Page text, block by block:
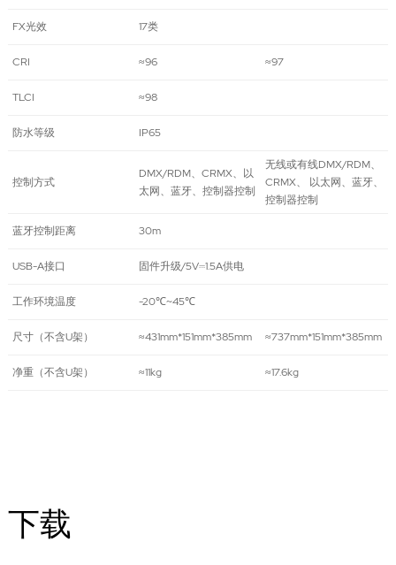
FX光效 17类
CRI ≈96 ≈97
TLCI ≈98
防水等级 IP65
控制方式
DMX/RDM、CRMX、以
太网、蓝牙、控制器控制
无线或有线DMX/RDM、
CRMX、 以太网、蓝牙、
控制器控制
蓝牙控制距离 30m
USB-A接口 固件升级/5V⎓1.5A供电
工作环境温度 -20℃~45℃
尺寸（不含U架） ≈431mm*151mm*385mm ≈737mm*151mm*385mm
净重（不含U架） ≈11kg ≈17.6kg
下载